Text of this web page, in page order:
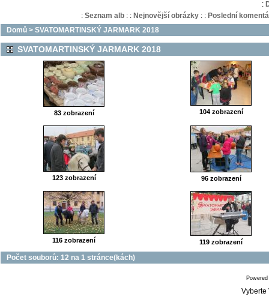
:
: Seznam alb: : Nejnovější obrázky: : Poslední
Domů > SVATOMARTINSKÝ JARMARK 2018
SVATOMARTINSKÝ JARMARK 2018
83 zobrazení 104 zobrazení
123 zobrazení 96 zobrazení
116 zobrazení 119 zobrazení
Počet souborů: 12 na 1 stránce(kách)
Vyberte